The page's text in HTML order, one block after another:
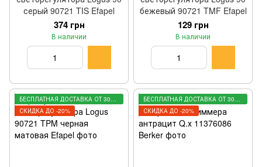
серый 90721 TIS Efapel
374 грн
В наличии
бежевый 90721 TMF Efapel
129 грн
В наличии
БЕСПЛАТНАЯ ДОСТАВКА ОТ 3000 ГРН
СКИДКА ДО -20%
БЕСПЛАТНАЯ ДОСТАВКА ОТ 3000 ГРН
СКИДКА ДО -20%